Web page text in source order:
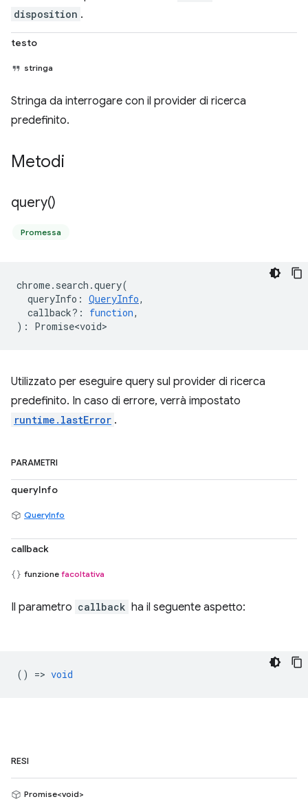
disposition .
testo
stringa
Stringa da interrogare con il provider di ricerca
predefinito.
Metodi
query()
Promessa
chrome. search .query(
queryInfo : QueryInfo,
callback? : function,
) : Promise<void>
Utilizzato per eseguire query sul provider di ricerca
predefinito. In caso di errore, verrà impostato
runtime.lastError .
PARAMETRI
queryInfo
QueryInfo
callback
funzione facoltativa
Il parametro callback ha il seguente aspetto:
() => void
RESI
Promise<void>